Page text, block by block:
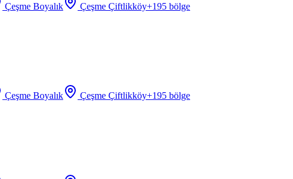
Çeşme Boyalık Çeşme Çiftlikköy+195 bölge
Çeşme Boyalık Çeşme Çiftlikköy+195 bölge